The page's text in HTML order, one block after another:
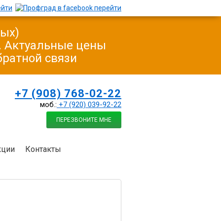
Актуальные цены
связи
+7 (908) 768-02-22
моб.: +7 (920) 039-92-22
ПЕРЕЗВОНИТЕ МНЕ
Контакты